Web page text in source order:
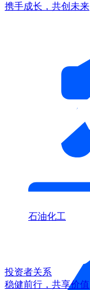
石油化工
携手成长，共创未来
投资者关系
稳健前行，共享价值